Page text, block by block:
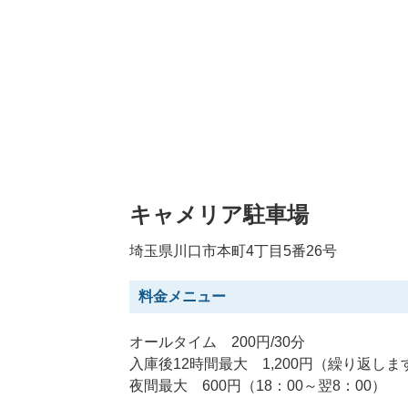
キャメリア駐車場
埼玉県川口市本町4丁目5番26号
料金メニュー
オールタイム 200円/30分
入庫後12時間最大 1,200円（繰り返しま
夜間最大 600円（18：00～翌8：00）